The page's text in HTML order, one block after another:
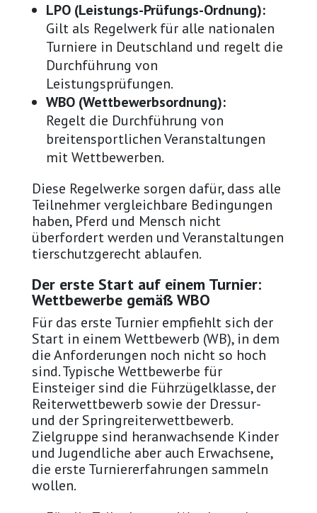
LPO (Leistungs-Prüfungs-Ordnung):
Gilt als Regelwerk für alle nationalen
Turniere in Deutschland und regelt die
Durchführung von
Leistungsprüfungen.
WBO (Wettbewerbsordnung):
Regelt die Durchführung von
breitensportlichen Veranstaltungen
mit Wettbewerben.
Diese Regelwerke sorgen dafür, dass alle
Teilnehmer vergleichbare Bedingungen
haben, Pferd und Mensch nicht
überfordert werden und Veranstaltungen
tierschutzgerecht ablaufen.
Der erste Start auf einem Turnier:
Wettbewerbe gemäß WBO
Für das erste Turnier empfiehlt sich der
Start in einem Wettbewerb (WB), in dem
die Anforderungen noch nicht so hoch
sind. Typische Wettbewerbe für
Einsteiger sind die Führzügelklasse, der
Reiterwettbewerb sowie der Dressur-
und der Springreiterwettbewerb.
Zielgruppe sind heranwachsende Kinder
und Jugendliche aber auch Erwachsene,
die erste Turniererfahrungen sammeln
wollen.